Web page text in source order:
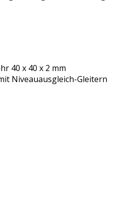
40 x 40 x 2 mm
Niveauausgleich-Gleitern